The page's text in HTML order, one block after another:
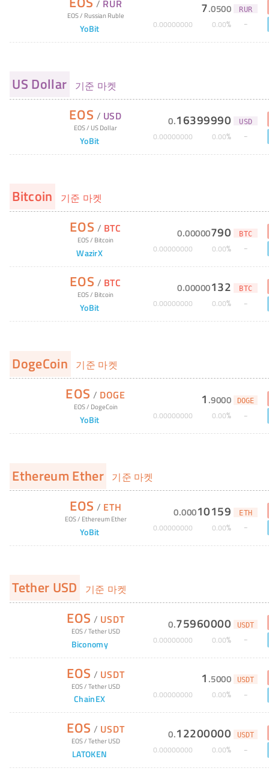
/ RUR
EOS/ Russian Ruble
YoBit
7.0500 RUR
0.00000000 0.00%
US Dollar 기준 마켓
EOS / USD
EOS/ US Dollar
YoBit
0.16399990 USD
0.00000000 0.00%
Bitcoin 기준 마켓
EOS / BTC
EOS/ Bitcoin
WazirX
0.00000790 BTC
0.00000000 0.00%
EOS / BTC
EOS/ Bitcoin
YoBit
0.00000132 BTC
0.00000000 0.00%
DogeCoin 기준 마켓
EOS / DOGE
EOS/ DogeCoin
YoBit
1 .9000 DOGE
0.00000000 0.00%
Ethereum Ether 기준 마켓
EOS / ETH
EOS/ Ethereum Ether
YoBit
0.00010159 ETH
0.00000000 0.00%
Tether USD 기준 마켓
EOS / USDT
EOS/Tether USD
Biconomy
0.75960000 USDT
0.00000000 0.00%
EOS / USDT
EOS/Tether USD
ChainEX
1 .5000 USDT
0.00000000 0.00%
EOS / USDT
EOS/Tether USD
LATOKEN
0.12200000 USDT
0.00000000 0.00%